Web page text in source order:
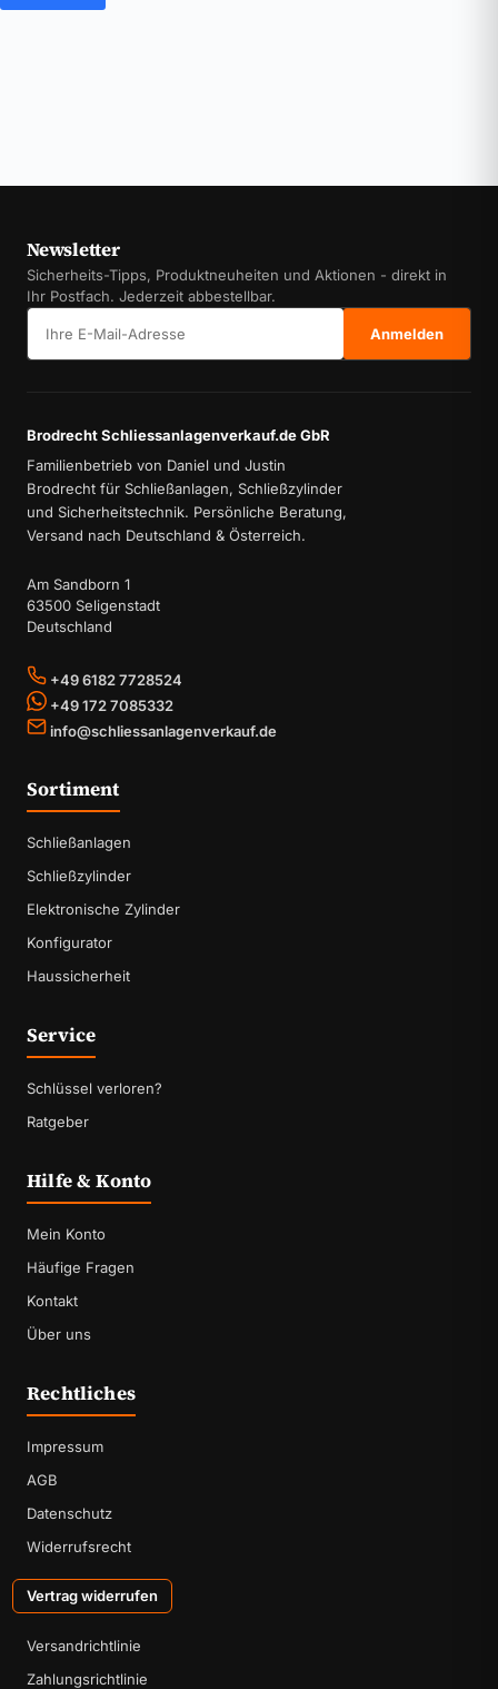
Newsletter
Sicherheits-Tipps, Produktneuheiten und Aktionen - direkt in
Ihr Postfach. Jederzeit abbestellbar.
Anmelden
Brodrecht Schliessanlagenverkauf.de GbR
Familienbetrieb von Daniel und Justin
Brodrecht für Schließanlagen, Schließzylinder
und Sicherheitstechnik. Persönliche Beratung,
Versand nach Deutschland & Österreich.
Am Sandborn 1
63500 Seligenstadt
Deutschland
+49 6182 7728524
+49 172 7085332
info@schliessanlagenverkauf.de
Sortiment
Schließanlagen
Schließzylinder
Elektronische Zylinder
Konfigurator
Haussicherheit
Service
Schlüssel verloren?
Ratgeber
Hilfe & Konto
Mein Konto
Häufige Fragen
Kontakt
Über uns
Rechtliches
Impressum
AGB
Datenschutz
Widerrufsrecht
Vertrag widerrufen
Versandrichtlinie
Zahlungsrichtlinie